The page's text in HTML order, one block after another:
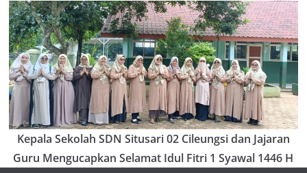
Kepala Sekolah SDN Situsari 02 Cileungsi dan Jajaran
Guru Mengucapkan Selamat Idul Fitri 1 Syawal 1446 H